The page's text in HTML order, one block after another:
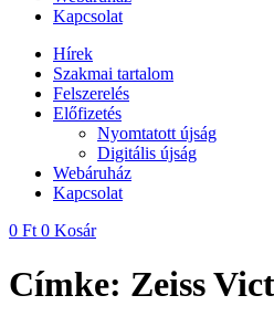
Kapcsolat
Hírek
Szakmai tartalom
Felszerelés
Előfizetés
Nyomtatott újság
Digitális újság
Webáruház
Kapcsolat
0 Ft 0 Kosár
Címke: Zeiss